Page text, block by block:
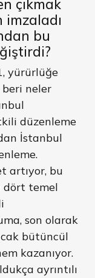
çıkmak
imzaladı
bu
yürürlüğe
beri neler
düzenleme
İstanbul
artıyor, bu
dört temel
son olarak
bütüncül
kazanıyor.
ayrıntılı